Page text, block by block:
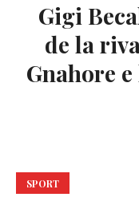
Gigi
de la
Gnahore
SPORT